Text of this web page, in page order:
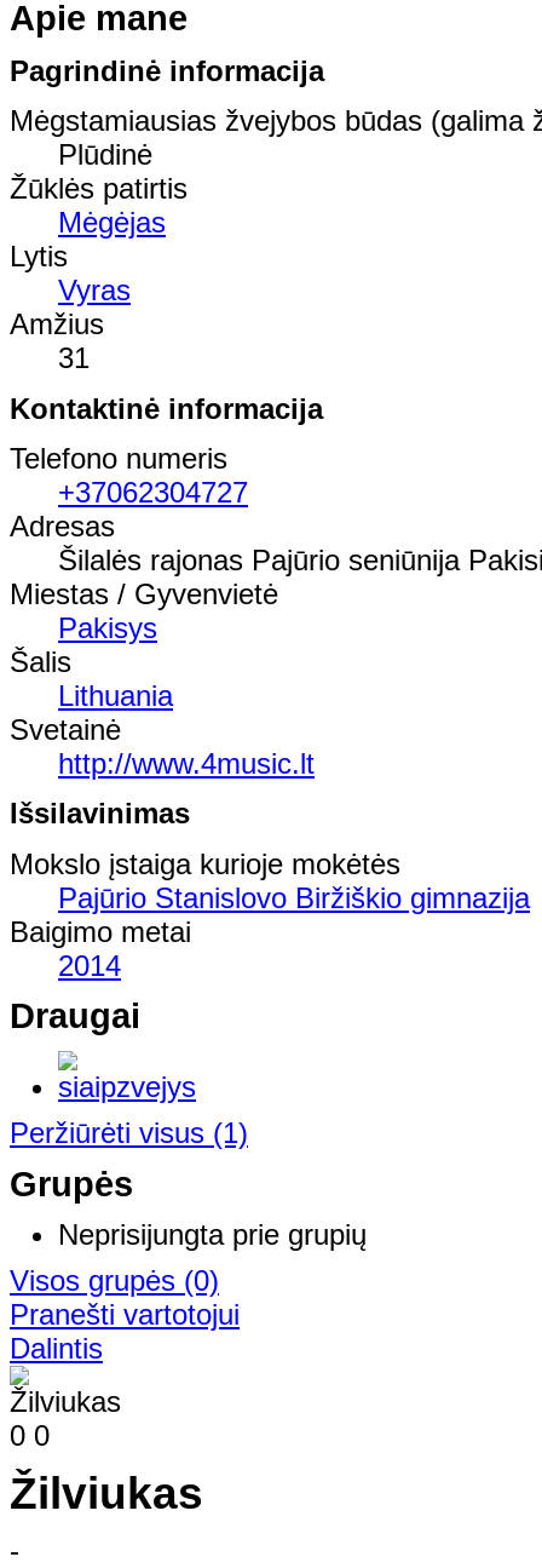
Apie mane
Pagrindinė informacija
Mėgstamiausias žvejybos būdas (galima
Plūdinė
Žūklės patirtis
Mėgėjas
Lytis
Vyras
Amžius
31
Kontaktinė informacija
Telefono numeris
+37062304727
Adresas
Šilalės rajonas Pajūrio seniūnija
Miestas / Gyvenvietė
Pakisys
Šalis
Lithuania
Svetainė
http://www.4music.lt
Išsilavinimas
Mokslo įstaiga kurioje mokėtės
Pajūrio Stanislovo Biržiškio gimnazija
Baigimo metai
2014
Draugai
Peržiūrėti visus (1)
Grupės
Neprisijungta prie grupių
Visos grupės (0)
Pranešti vartotojui
Dalintis
0 0
Žilviukas
-